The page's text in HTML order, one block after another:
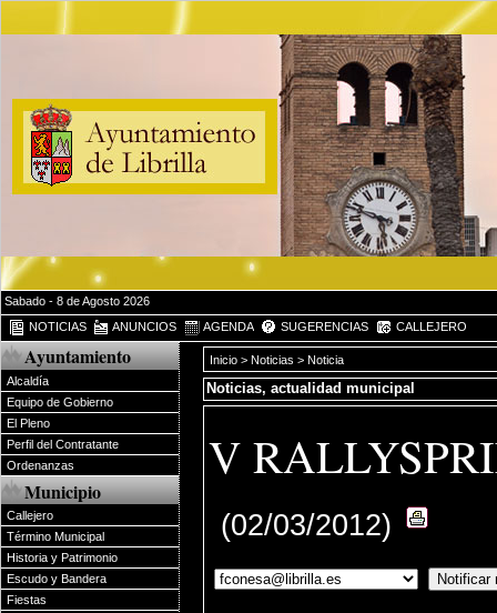
Sabado - 8 de Agosto 2026
NOTICIAS
ANUNCIOS AGENDA SUGERENCIAS CALLEJERO
Ayuntamiento
Alcaldía
Equipo de Gobierno
El Pleno
Perfil del Contratante
Ordenanzas
Municipio
Callejero
Término Municipal
Historia y Patrimonio
Escudo y Bandera
Fiestas
Inicio > Noticias > Noticia
Noticias, actualidad municipal
V
(02/03/2012)